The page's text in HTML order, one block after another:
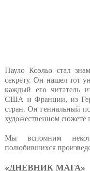
Пауло Коэльо стал
секрету. Он нашел тот
каждый его читатель
США и Франции, из
стран. Он гениальный
художественном сюжете
Мы вспомним
полюбившихся
«ДНЕВНИК МАГА»